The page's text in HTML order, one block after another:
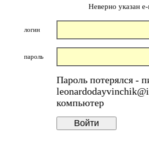
Неверно указан
логин
пароль
Пароль потерялся -
компьютер
Войти